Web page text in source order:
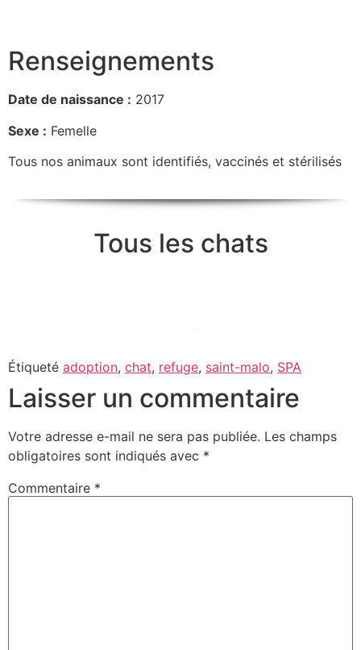
Renseignements
Date de naissance : 2017
Sexe : Femelle
Tous nos animaux sont identifiés, vaccinés et stérilisés
Tous les chats
Étiqueté adoption, chat, refuge, saint-malo, SPA
Laisser un commentaire
Votre adresse e-mail ne sera pas publiée. Les champs
obligatoires sont indiqués avec *
Commentaire *